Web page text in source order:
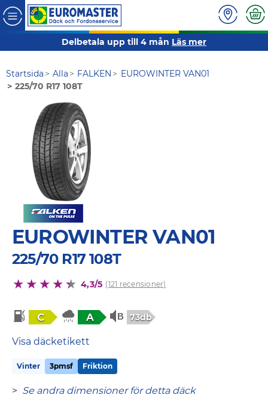
Delbetala upp till 4 mån Läs mer
Startsida Alla FALKEN
EUROWINTER VAN01
225/70 R17 108T
EUROWINTER VAN01
225/70 R17 108T
4,3/5 (121 recensioner)
C A 73db
Visa däcketikett
Vinter 3pmsf Friktion
> Se andra dimensioner för detta däck